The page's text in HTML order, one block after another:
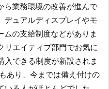
ら業務環境の改善が進んで
デュアルディスプレイやモ
ムの支給制度などがありま
リエイティブ部門でお気に
入できる制度が新設されま
あり、今までは備え付けの